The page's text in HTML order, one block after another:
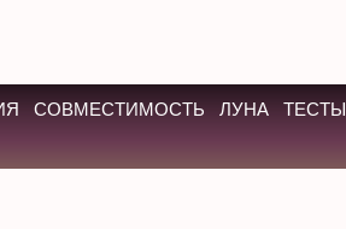
СОВМЕСТИМОСТЬ ЛУНА ТЕСТЫ